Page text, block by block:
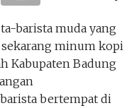
barista muda yang
minum kopi
Kabupaten Badung
bertempat di